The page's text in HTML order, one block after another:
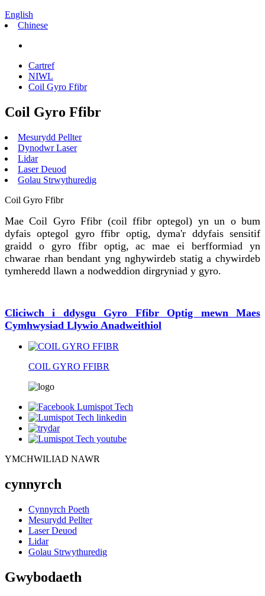
English
Chinese
Cartref
NIWL
Coil Gyro Ffibr
Coil Gyro Ffibr
Mesurydd Pellter
Dynodwr Laser
Lidar
Laser Deuod
Golau Strwythuredig
Coil Gyro Ffibr
Mae Coil Gyro Ffibr (coil ffibr optegol) yn un o bum
dyfais optegol gyro ffibr optig, dyma'r ddyfais sensitif
graidd o gyro ffibr optig, ac mae ei berfformiad yn
chwarae rhan bendant yng nghywirdeb statig a chywirdeb
tymheredd llawn a nodweddion dirgryniad y gyro.
Cliciwch i ddysgu Gyro Ffibr Optig mewn Maes
Cymhwysiad Llywio Anadweithiol
COIL GYRO FFIBR
YMCHWILIAD NAWR
cynnyrch
Cynnyrch Poeth
Mesurydd Pellter
Laser Deuod
Lidar
Golau Strwythuredig
Gwybodaeth